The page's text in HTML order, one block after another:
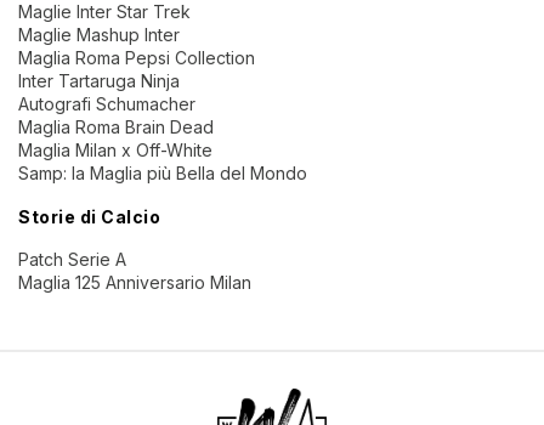
Maglie Inter Star Trek
Maglie Mashup Inter
Maglia Roma Pepsi Collection
Inter Tartaruga Ninja
Autografi Schumacher
Maglia Roma Brain Dead
Maglia Milan x Off-White
Samp: la Maglia più Bella del Mondo
Storie di Calcio
Patch Serie A
Maglia 125 Anniversario Milan